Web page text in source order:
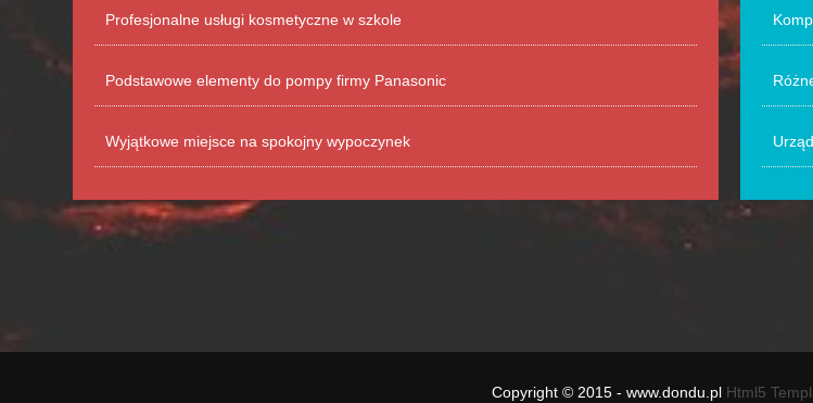
Profesjonalne usługi kosmetyczne w szkole
Podstawowe elementy do pompy firmy Panasonic
Wyjątkowe miejsce na spokojny wypoczynek
Copyright © 2015 - www.dondu.pl Html5